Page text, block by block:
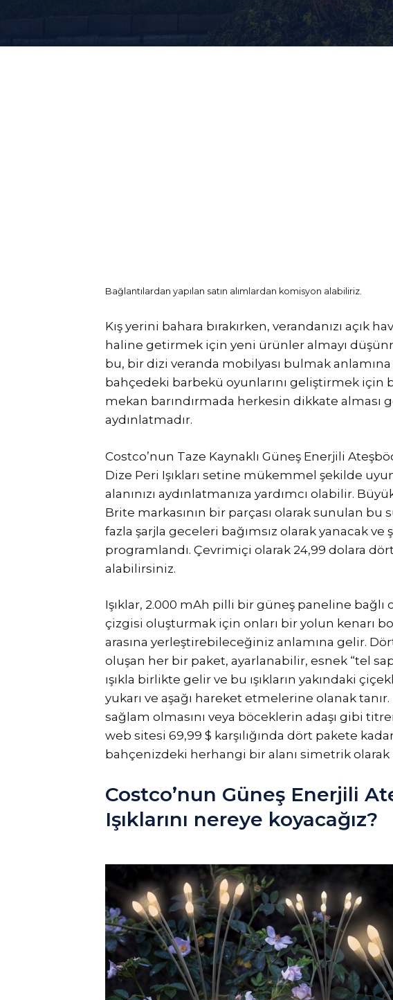
Bağlantılardan yapılan satın alımlardan komisyon alabiliriz.
Kış yerini bahara bırakırken, verandanızı açık
haline getirmek için yeni ürünler almayı
bu, bir dizi veranda mobilyası bulmak
bahçedeki barbekü oyunlarını geliştirmek için
mekan barındırmada herkesin dikkate alması
aydınlatmadır.
Costco’nun Taze Kaynaklı Güneş Enerjili
Dize Peri Işıkları setine mükemmel şekilde
alanınızı aydınlatmanıza yardımcı olabilir.
Brite markasının bir parçası olarak sunulan bu
fazla şarjla geceleri bağımsız olarak yanacak
programlandı. Çevrimiçi olarak 24,99 dolara
alabilirsiniz.
Işıklar, 2.000 mAh pilli bir güneş paneline bağlı
çizgisi oluşturmak için onları bir yolun kenarı
arasına yerleştirebileceğiniz anlamına gelir.
oluşan her bir paket, ayarlanabilir, esnek “tel
ışıkla birlikte gelir ve bu ışıkların yakındaki
yukarı ve aşağı hareket etmelerine olanak tanır.
sağlam olmasını veya böceklerin adaşı gibi
web sitesi 69,99 $ karşılığında dört pakete
bahçenizdeki herhangi bir alanı simetrik olarak
Costco’nun Güneş Enerjili
Işıklarını nereye koyacağız?